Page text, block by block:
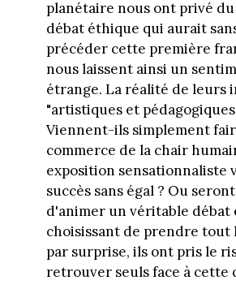
planétaire nous ont privé
débat éthique qui aurait
précéder cette première
nous laissent ainsi un
étrange. La réalité de leurs
"artistiques et
Viennent-ils simplement
commerce de la chair
exposition sensationnaliste
succès sans égal ? Ou
d'animer un véritable débat
choisissant de prendre tout
par surprise, ils ont pris le
retrouver seuls face à cette